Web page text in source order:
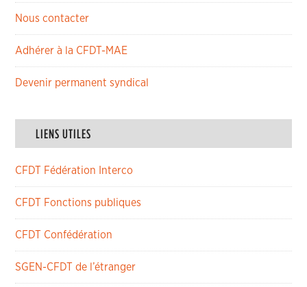
Nous contacter
Adhérer à la CFDT-MAE
Devenir permanent syndical
LIENS UTILES
CFDT Fédération Interco
CFDT Fonctions publiques
CFDT Confédération
SGEN-CFDT de l’étranger